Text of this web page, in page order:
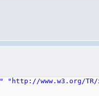
"http://www.w3.org/